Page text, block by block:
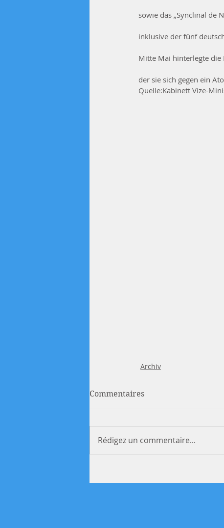
sowie das „Synclinal de
inklusive der fünf
Mitte Mai hinterlegte die
der sie sich gegen ein
Quelle:Kabinett Vize-
Archiv
Commentaires
Rédigez un commentaire...